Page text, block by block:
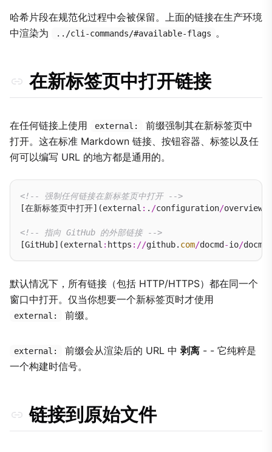
哈希片段在规范化过程中会被保留。上面的链接在生产环境
中渲染为
../cli-commands/#available-flags 。
在新标签页中打开链接
在任何链接上使用 external:
前缀强制其在新标签页中
打开。这在标准 Markdown 链接、按钮容器、标签以及任
何可以编写 URL 的地方都是通用的。
<!-- 强制任何链接在新标签页中打开 -->
[在新标签页中打开](external : . /configuration/overview.
<!-- 指向 GitHub 的外部链接 -->
[GitHub](external : https ://github. com/docmd -io/
默认情况下，所有链接（包括 HTTP/HTTPS）都在同一个
窗口中打开。仅当你想要一个新标签页时才使用
external: 前缀。
external: 前缀会从渲染后的 URL 中剥离 - - 它纯粹是
一个构建时信号。
链接到原始文件